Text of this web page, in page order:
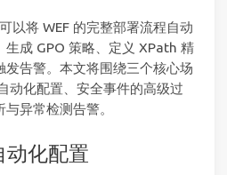
以将 WEF 的完整部署流程自动
成 GPO 策略、定义 XPath 精
发告警。本文将围绕三个核心场
动化配置、安全事件的高级过
异常检测告警。
动化配置